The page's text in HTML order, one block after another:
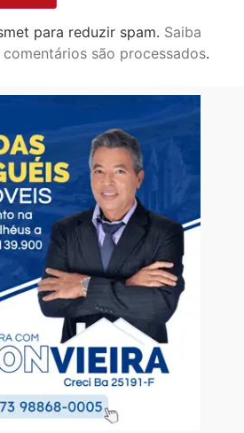
para reduzir spam. Saiba
são processados.